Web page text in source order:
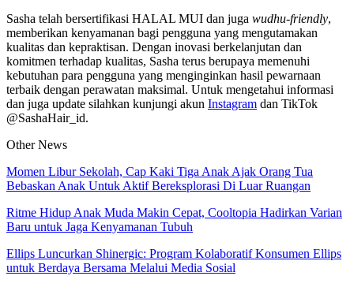
Sasha telah bersertifikasi HALAL MUI dan juga wudhu-friendly,
memberikan kenyamanan bagi pengguna yang mengutamakan
kualitas dan kepraktisan. Dengan inovasi berkelanjutan dan
komitmen terhadap kualitas, Sasha terus berupaya memenuhi
kebutuhan para pengguna yang menginginkan hasil pewarnaan
terbaik dengan perawatan maksimal. Untuk mengetahui informasi
dan juga update silahkan kunjungi akun Instagram dan TikTok
@SashaHair_id.
Other News
Momen Libur Sekolah, Cap Kaki Tiga Anak Ajak Orang Tua
Bebaskan Anak Untuk Aktif Bereksplorasi Di Luar Ruangan
Ritme Hidup Anak Muda Makin Cepat, Cooltopia Hadirkan Varian
Baru untuk Jaga Kenyamanan Tubuh
Ellips Luncurkan Shinergic: Program Kolaboratif Konsumen Ellips
untuk Berdaya Bersama Melalui Media Sosial